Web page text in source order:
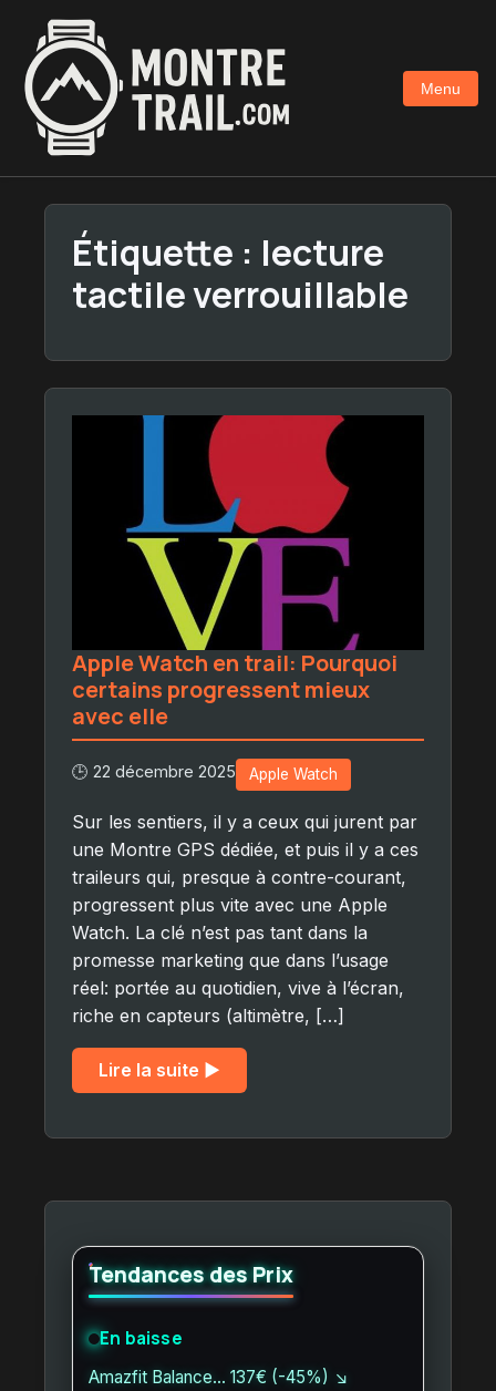
contenu
principal
Menu
Étiquette : lecture
tactile verrouillable
Apple Watch en trail: Pourquoi
certains progressent mieux
avec elle
🕒 22 décembre 2025 Apple Watch
Sur les sentiers, il y a ceux qui jurent par
une Montre GPS dédiée, et puis il y a ces
traileurs qui, presque à contre-courant,
progressent plus vite avec une Apple
Watch. La clé n’est pas tant dans la
promesse marketing que dans l’usage
réel: portée au quotidien, vive à l’écran,
riche en capteurs (altimètre, […]
Lire la suite ▶︎
Tendances des Prix
En baisse
Amazfit Balance… 137€ (-45%) ↘